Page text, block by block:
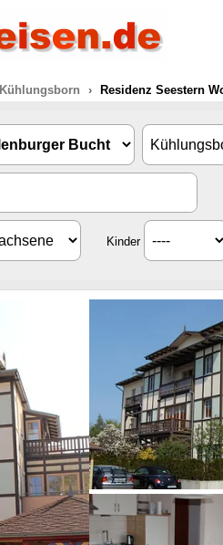
Kühlungsborn Residenz Seestern
Kinder